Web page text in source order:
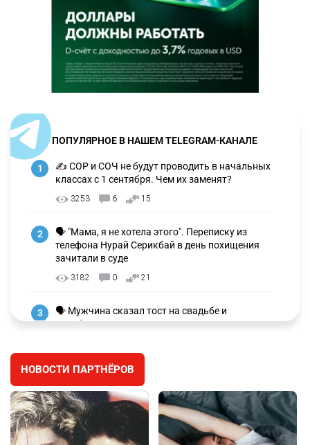
ПОПУЛЯРНОЕ В НАШЕМ TELEGRAM-КАНАЛЕ
1
✍️ СОР и СОЧ не будут проводить в начальных
классах с 1 сентября. Чем их заменят?
3253 6 15
2
🗣 "Мама, я не хотела этого". Переписку из
телефона Нурай Серикбай в день похищения
зачитали в суде
3182 0 21
3
🗣 Мужчина сказал тост на свадьбе и
заработал уголовное дело
🐏 Скота больше, а мясо дороже. Почему в
Казахстане продолжают расти цены на
баранину и конину
2648
НОВОСТИ ПАРТНЁРОВ